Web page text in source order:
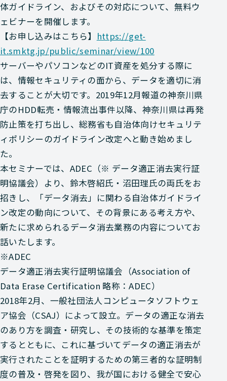
体ガイドライン、およびその対応について、無料ウ
ェビナーを開催します。
【お申し込みはこちら】 https://get-
it.smktg.jp/public/seminar/view/100
サーバーやパソコンなどのIT資産を処分する際に
は、情報セキュリティの面から、データを適切に消
去することが大切です。2019年12月報道の神奈川県
庁のHDD転売・情報流出事件以降、神奈川県は再発
防止策を打ち出し、総務省も自治体向けセキュリテ
ィポリシーのガイドライン改定へと動き始めまし
た。
本セミナーでは、ADEC（※ データ適正消去実行証
明協議会）より、鈴木啓紹氏・沼田理氏の両氏をお
招きし、「データ消去」に関わる自治体ガイドライ
ン改定の動向について、その背景にある考え方や、
新たに求められるデータ消去業務の内容についてお
話いたします。
※ADEC
データ適正消去実行証明協議会（Association of
Data Erase Certification 略称：ADEC）
2018年2月、一般社団法人コンピュータソフトウェ
ア協会（CSAJ）によって設立。データの適正な消去
のあり方を調査・研究し、その技術的な基準を策定
するとともに、これに基づいてデータの適正消去が
実行されたことを証明するための第三者的な証明制
度の普及・啓発を図り、我が国における健全で安心